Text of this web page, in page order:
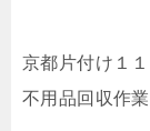
京都片付け１
不用品回収作